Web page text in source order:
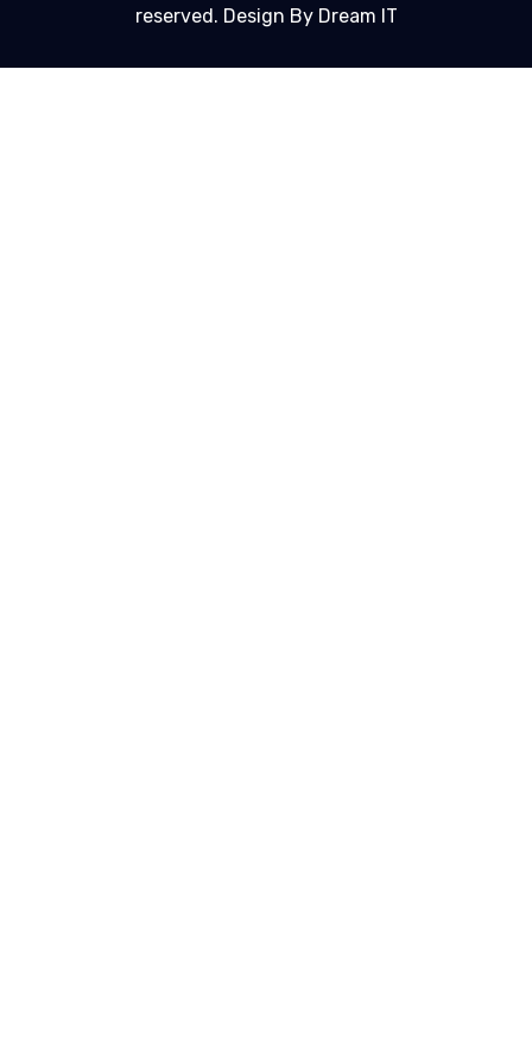
reserved. Design By Dream IT